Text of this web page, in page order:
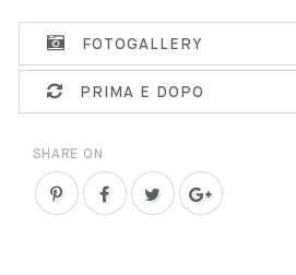
FOTOGALLERY
PRIMA E DOPO
SHARE ON